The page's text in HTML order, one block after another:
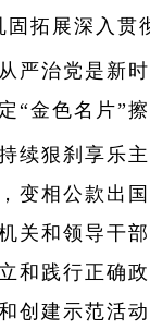
固拓展深入
治党是新时
“金色名片”
狠刹享乐主
变相公款出
关和领导干
和践行正确
创建示范活